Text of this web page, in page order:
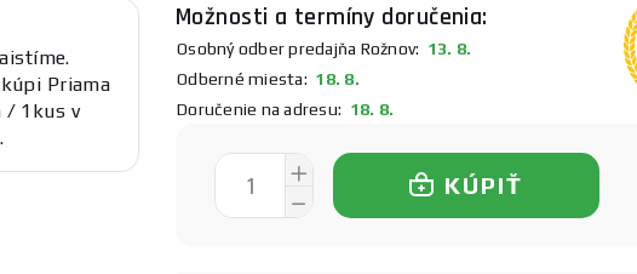
Priama
/ 1kus v
Možnosti a termíny doručenia:
Osobný odber predajňa Rožnov: 13. 8.
Odberné miesta: 18. 8.
Doručenie na adresu: 18. 8.
KÚPIŤ